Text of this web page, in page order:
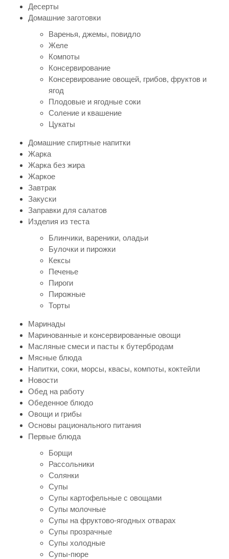
Десерты
Домашние заготовки
Варенья, джемы, повидло
Желе
Компоты
Консервирование
Консервирование овощей, грибов, фруктов и
ягод
Плодовые и ягодные соки
Соление и квашение
Цукаты
Домашние спиртные напитки
Жарка
Жарка без жира
Жаркое
Завтрак
Закуски
Заправки для салатов
Изделия из теста
Блинчики, вареники, оладьи
Булочки и пирожки
Кексы
Печенье
Пироги
Пирожные
Торты
Маринады
Маринованные и консервированные овощи
Масляные смеси и пасты к бутербродам
Мясные блюда
Напитки, соки, морсы, квасы, компоты, коктейли
Новости
Обед на работу
Обеденное блюдо
Овощи и грибы
Основы рационального питания
Первые блюда
Борщи
Рассольники
Солянки
Супы
Супы картофельные с овощами
Супы молочные
Супы на фруктово-ягодных отварах
Супы прозрачные
Супы холодные
Супы-пюре